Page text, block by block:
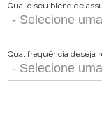
Qual o seu blend de
Qual frequência deseja